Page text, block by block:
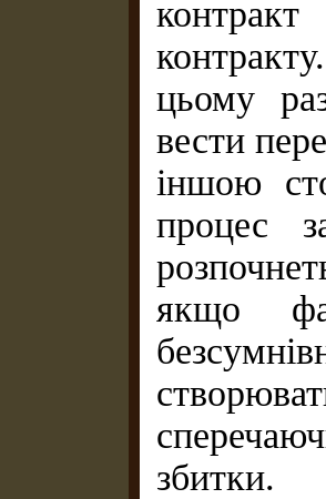
цьому
вести
іншою
процес
якщо
збитки.